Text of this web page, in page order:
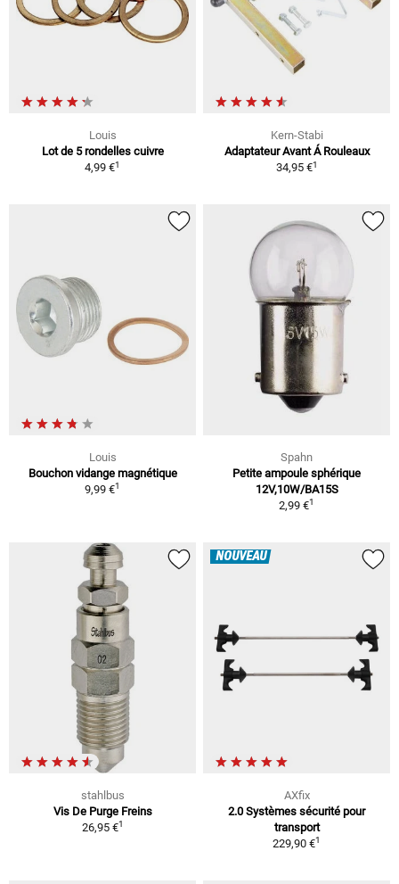
Louis
Lot de 5 rondelles cuivre
4,99 €1
Kern-Stabi
Adaptateur Avant Á Rouleaux
34,95 €1
Louis
Bouchon vidange magnétique
9,99 €1
Spahn
Petite ampoule sphérique
12V,10W/BA15S
2,99 €1
stahlbus
Vis De Purge Freins
26,95 €1
NOUVEAU
AXfix
2.0 Systèmes sécurité pour
transport
229,90 €1